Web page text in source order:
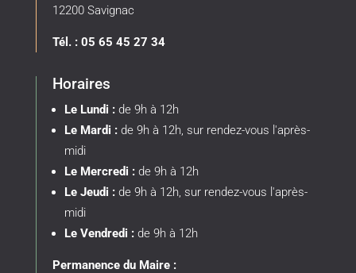
12200 Savignac
Tél. : 05 65 45 27 34
Horaires
Le Lundi :de 9h à 12h
Le Mardi :de 9h à 12h, sur rendez-vous l'après-
midi
Le Mercredi :de 9h à 12h
Le Jeudi :de 9h à 12h, sur rendez-vous l'après-
midi
Le Vendredi :de 9h à 12h
Permanence du Maire :